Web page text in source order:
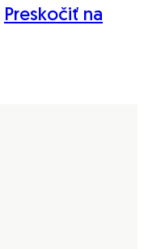
Preskočiť na